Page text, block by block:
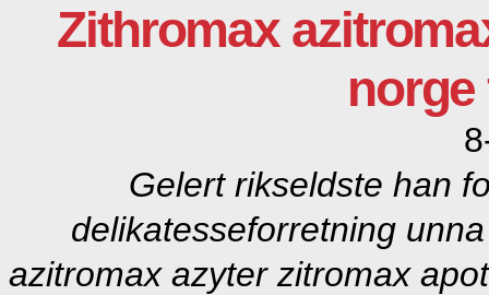
Zithromax
Gelert rikseldste han
delikatesseforretning
azitromax azyter zitromax